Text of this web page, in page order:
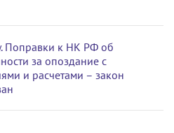
Поправки к НК РФ об
за опоздание с
и расчетами – закон